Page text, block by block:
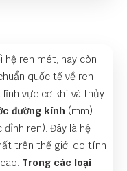
hệ ren mét, hay còn
quốc tế về ren
vực cơ khí và thủy
đường kính (mm)
ren). Đây là hệ
trên thế giới do tính
Trong các loại